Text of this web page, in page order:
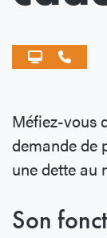
Méfiez-vous
demande de
une dette au
Son